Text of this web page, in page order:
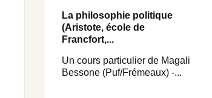
La philosophie politique
(Aristote, école de
Francfort,...
Un cours particulier de Magali
Bessone (Puf/Frémeaux) -...